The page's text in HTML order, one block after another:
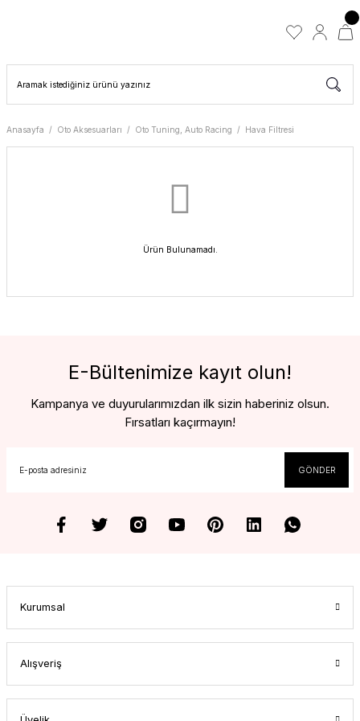
Anasayfa Oto Aksesuarları Oto Tuning, Auto Racing Hava Filtresi
Ürün Bulunamadı.
E-Bültenimize kayıt olun!
Kampanya ve duyurularımızdan ilk sizin haberiniz olsun.
Fırsatları kaçırmayın!
GÖNDER
Kurumsal
Alışveriş